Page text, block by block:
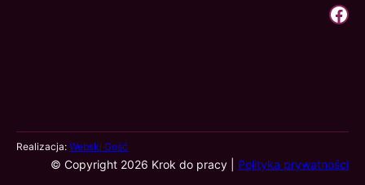
Krok Do Pracy | Facebook
Realizacja: Webski Gość
© Copyright 2026 Krok do pracy | Polityka prywatności